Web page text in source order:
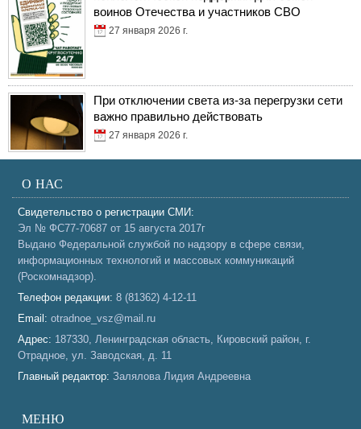
воинов Отечества и участников СВО
27 января 2026 г.
При отключении света из-за перегрузки сети
важно правильно действовать
27 января 2026 г.
О НАС
Свидетельство о регистрации СМИ:
Эл № ФС77-70687 от 15 августа 2017г
Выдано Федеральной службой по надзору в сфере связи,
информационных технологий и массовых коммуникаций
(Роскомнадзор).
Телефон редакции: 8 (81362) 4-12-11
Email: otradnoe_vsz@mail.ru
Адрес: 187330, Ленинградская область, Кировский район, г.
Отрадное, ул. Заводская, д. 11
Главный редактор: Залялова Лидия Андреевна
МЕНЮ